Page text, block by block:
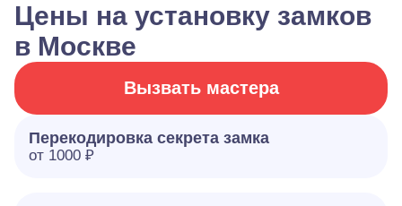
Цены на установку замков
в Москве
Вызвать мастера
Перекодировка секрета замка
от 1000 ₽